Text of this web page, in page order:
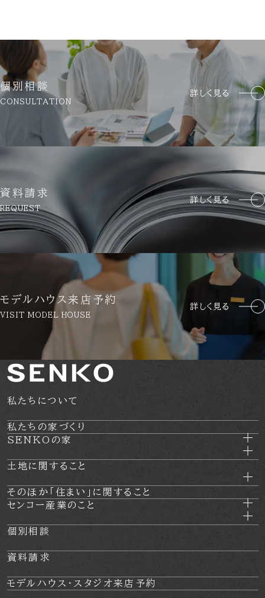
個人情報の収集は特定された利用目的を達成するために必要
な範囲内で行います。
個人情報の利用制限について
提供いただいた個人情報は、あらかじめ明示した利用目的の
範囲内で利用いたします。
個人情報は、本人の同意がある場合を除き、明示した利用目
的以外で利用・提供することはありません。
個人情報の利用目的の範囲内において、個人情報を含む業務
を外部委託する場合は、契約書等により当社と同等の個人情
報の適正な管理を求めます。
個人情報の管理について
収集しました個人情報については、ホームページ管理者が厳
重に管理し、漏えい、不正流用、改ざん等の防止に適切な対
策を講じます。
当社が信頼に足ると判断した委託先に個人情報を委託するこ
とがあります。その利用目的は明示した当社の利用目的達成
のために必要な範囲内に限ります。
利用目的に関し保存の必要のなくなった個人情報について
は、確実に、かつ、速やかに消去します。
IPアドレス等の利用について
当社ウェブサイトへのアクセスの傾向を分析するため、ま
た、当社ウェブサイトで発生した問題を解決するために、ア
クセスのなされたIPアドレス、ドメインを記録することがあ
ります。しかし、そのようなデータからは、お客様個人を特
定することはできません。
クッキー（Cookie）について
ェブサーバよりお客様のコンピュータにクッキー（cookie）
と呼ばれる小規模のデータを送付し、ハードディスクに記憶
することがあります。ブラウザの設定でクッキーの受け取り
個別相談
CONSULTATION
詳しく見る
資料請求
REQUEST
詳しく見る
モデルハウス来店予約
VISIT MODEL HOUSE
詳しく見る
私たちについて
私たちの家づくり
SENKOの家
土地に関すること
そのほか 「住まい」に関すること
センコー産業のこと
個別相談
資料請求
モデルハウス・ スタジオ来店予約